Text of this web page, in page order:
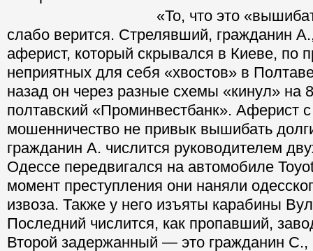
«То, что это
слабо верится. Стрелявший, гражданин
аферист, который скрывался в Киеве, по
неприятных для себя «хвостов» в
назад он через разные схемы «кинул» на
полтавский «Проминвестбанк». Аферист
мошенничество не привык вышибать
гражданин А. числится руководителем
Одессе передвигался на автомобиле
момент преступления они наняли
извоза. Также у него изъяты карабины
Последний числится, как пропавший,
Второй задержанный — это гражданин С.,